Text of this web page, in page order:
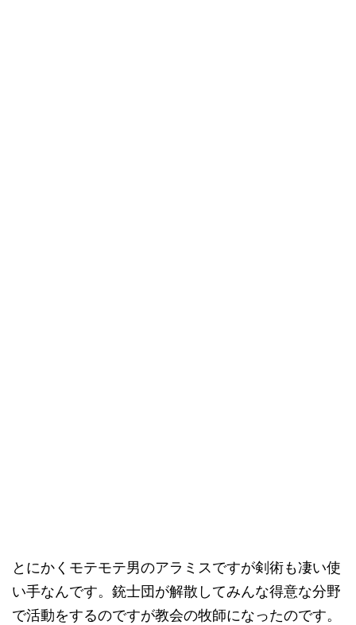
とにかくモテモテ男のアラミスですが剣術も凄い使
い手なんです。銃士団が解散してみんな得意な分野
で活動をするのですが教会の牧師になったのです。